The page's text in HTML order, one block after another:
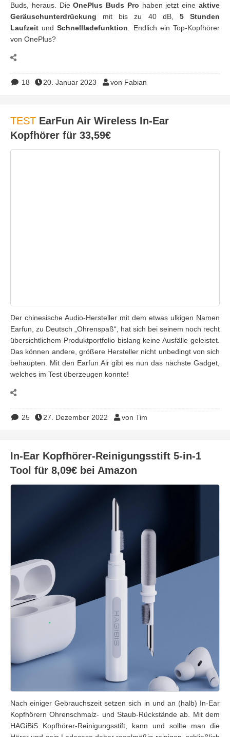
Buds, heraus. DieOnePlus Buds Pro haben jetzt eineaktive
Geräuschunterdrückung mit bis zu 40 dB, 5 Stunden
Laufzeit undSchnellladefunktion . Endlich ein Top-Kopfhörer
von OnePlus?
18 20. Januar 2023 von Fabian
TEST EarFun Air Wireless In-Ear
Kopfhörer für 33,59€
Der chinesische Audio-Hersteller mit dem etwas ulkigen Namen
Earfun, zu Deutsch „Ohrenspaß“, hat sich bei seinem noch recht
übersichtlichem Produktportfolio bislang keine Ausfälle geleistet.
Das können andere, größere Hersteller nicht unbedingt von sich
behaupten. Mit den Earfun Air gibt es nun das nächste Gadget,
welches im Test überzeugen konnte!
25 27. Dezember 2022 von Tim
In-Ear Kopfhörer-Reinigungsstift 5-in-1
Tool für 8,09€ bei Amazon
Nach einiger Gebrauchszeit setzen sich in und an (halb) In-Ear
Kopfhörern Ohrenschmalz- und Staub-Rückstände ab. Mit dem
HAGiBiS Kopfhörer-Reinigungsstift, kann und sollte man die